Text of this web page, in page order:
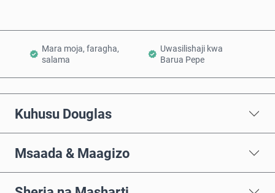
Mara moja, faragha,
salama
Uwasilishaji kwa
Barua Pepe
Kuhusu Douglas
Msaada & Maagizo